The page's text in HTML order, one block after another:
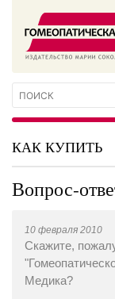
КАК КУПИТЬ
Вопрос-
10 февраля 2010
Скажите,
Медика?